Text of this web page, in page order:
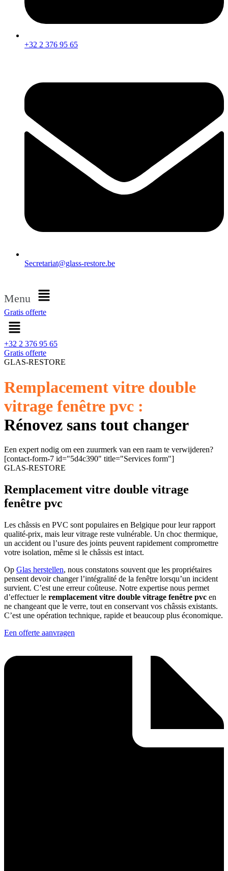
+32 2 376 95 65
Secretariat@glass-restore.be
Menu
Gratis offerte
+32 2 376 95 65
Gratis offerte
GLAS-RESTORE
Remplacement vitre double
vitrage fenêtre pvc :
Rénovez sans tout changer
Een expert nodig om een zuurmerk van een raam te verwijderen?
[contact-form-7 id="5d4c390" title="Services form"]
GLAS-RESTORE
Remplacement vitre double vitrage
fenêtre pvc
Les châssis en PVC sont populaires en Belgique pour leur rapport
qualité-prix, mais leur vitrage reste vulnérable. Un choc thermique,
un accident ou l’usure des joints peuvent rapidement compromettre
votre isolation, même si le châssis est intact.
Op Glas herstellen, nous constatons souvent que les propriétaires
pensent devoir changer l’intégralité de la fenêtre lorsqu’un incident
survient. C’est une erreur coûteuse. Notre expertise nous permet
d’effectuer le remplacement vitre double vitrage fenêtre pvc en
ne changeant que le verre, tout en conservant vos châssis existants.
C’est une opération technique, rapide et beaucoup plus économique.
Een offerte aanvragen